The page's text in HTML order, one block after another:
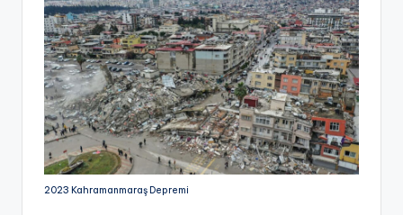
2023 Kahramanmaraş Depremi